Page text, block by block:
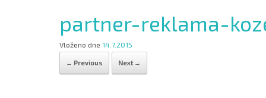
partner-reklama-
Vloženo dne 14.7.2015
← Previous Next →